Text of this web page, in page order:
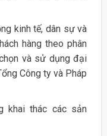
kinh tế, dân sự và
hàng theo phân
và sử dụng đại
Công ty và Pháp
khai thác các sản